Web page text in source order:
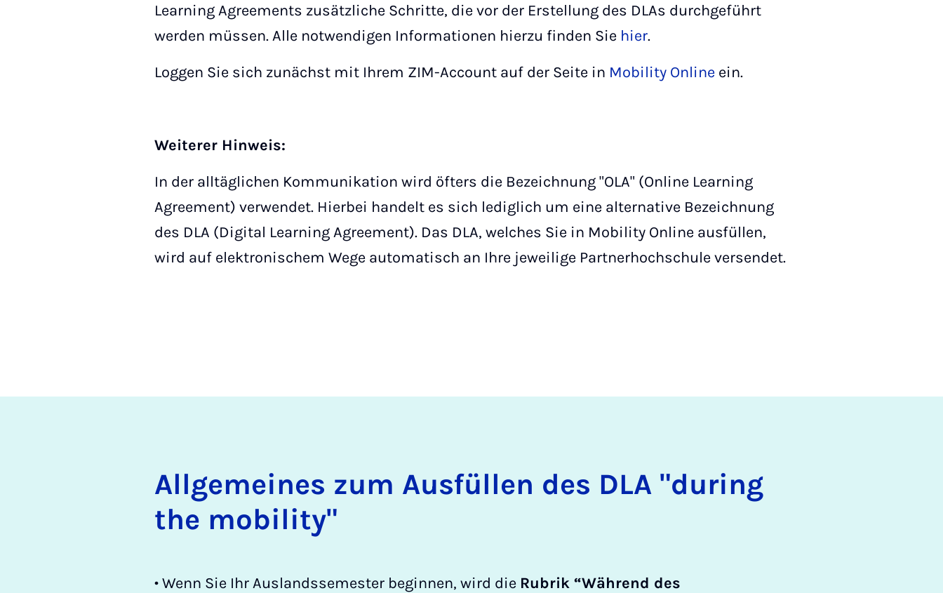
Learning Agreements zusätzliche Schritte, die vor der Erstellung des DLAs durchgeführt
werden müssen. Alle notwendigen Informationen hierzu finden Sie hier.
Loggen Sie sich zunächst mit Ihrem ZIM-Account auf der Seite in Mobility Online ein.
Weiterer Hinweis:
In der alltäglichen Kommunikation wird öfters die Bezeichnung "OLA" (Online Learning
Agreement) verwendet. Hierbei handelt es sich lediglich um eine alternative Bezeichnung
des DLA (Digital Learning Agreement). Das DLA, welches Sie in Mobility Online ausfüllen,
wird auf elektronischem Wege automatisch an Ihre jeweilige Partnerhochschule versendet.
All­ge­mei­nes zum Aus­fül­len des DLA "du­ring
the mo­bi­li­ty"
• Wenn Sie Ihr Auslandssemester beginnen, wird die Rubrik “Während des